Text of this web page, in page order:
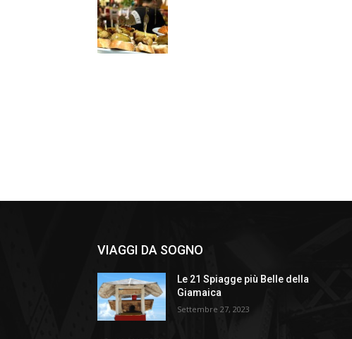
VIAGGI DA SOGNO
Le 21 Spiagge più Belle della
Giamaica
Settembre 27, 2023